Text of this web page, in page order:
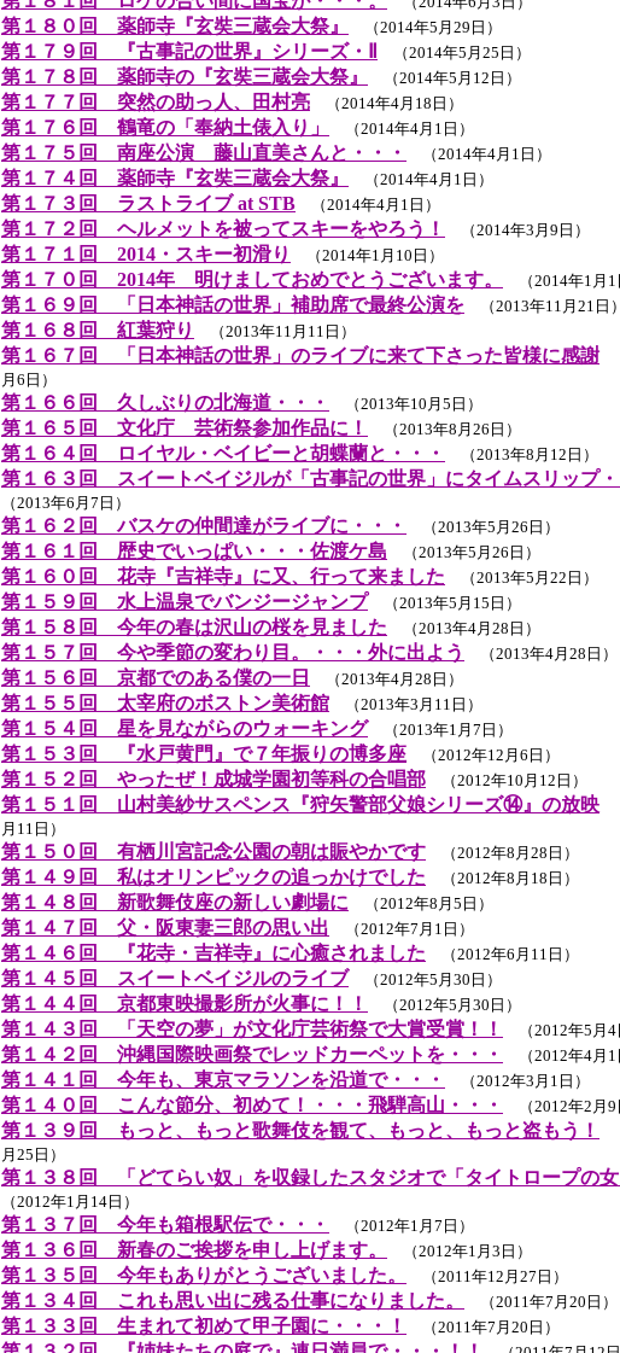
第１８０回 薬師寺『玄奘三蔵会大祭』 （2014年5月29日）
第１７９回 『古事記の世界』シリーズ・Ⅱ （2014年5月25日）
第１７８回 薬師寺の『玄奘三蔵会大祭』 （2014年5月12日）
第１７７回 突然の助っ人、田村亮 （2014年4月18日）
第１７６回 鶴竜の「奉納土俵入り」 （2014年4月1日）
第１７５回 南座公演 藤山直美さんと・・・ （2014年4月1日）
第１７４回 薬師寺『玄奘三蔵会大祭』 （2014年4月1日）
第１７３回 ラストライブ at STB （2014年4月1日）
第１７２回 ヘルメットを被ってスキーをやろう！ （2014年3月9日）
第１７１回 2014・スキー初滑り （2014年1月10日）
第１７０回 2014年 明けましておめでとうございます。 （2014年1月1
第１６９回 「日本神話の世界」補助席で最終公演を （2013年11月21日
第１６８回 紅葉狩り （2013年11月11日）
第１６７回 「日本神話の世界」のライブに来て下さった皆様に感謝
月6日）
第１６６回 久しぶりの北海道・・・ （2013年10月5日）
第１６５回 文化庁 芸術祭参加作品に！ （2013年8月26日）
第１６４回 ロイヤル・ベイビーと胡蝶蘭と・・・ （2013年8月12日）
第１６３回 スイートベイジルが「古事記の世界」にタイムスリップ
（2013年6月7日）
第１６２回 バスケの仲間達がライブに・・・ （2013年5月26日）
第１６１回 歴史でいっぱい・・・佐渡ケ島 （2013年5月26日）
第１６０回 花寺『吉祥寺』に又、行って来ました （2013年5月22日）
第１５９回 水上温泉でバンジージャンプ （2013年5月15日）
第１５８回 今年の春は沢山の桜を見ました （2013年4月28日）
第１５７回 今や季節の変わり目。・・・外に出よう （2013年4月28日）
第１５６回 京都でのある僕の一日 （2013年4月28日）
第１５５回 太宰府のボストン美術館 （2013年3月11日）
第１５４回 星を見ながらのウォーキング （2013年1月7日）
第１５３回 『水戸黄門』で７年振りの博多座 （2012年12月6日）
第１５２回 やったぜ！成城学園初等科の合唱部 （2012年10月12日）
第１５１回 山村美紗サスペンス『狩矢警部父娘シリーズ⑭』の放映
月11日）
第１５０回 有栖川宮記念公園の朝は賑やかです （2012年8月28日）
第１４９回 私はオリンピックの追っかけでした （2012年8月18日）
第１４８回 新歌舞伎座の新しい劇場に （2012年8月5日）
第１４７回 父・阪東妻三郎の思い出 （2012年7月1日）
第１４６回 『花寺・吉祥寺』に心癒されました （2012年6月11日）
第１４５回 スイートベイジルのライブ （2012年5月30日）
第１４４回 京都東映撮影所が火事に！！ （2012年5月30日）
第１４３回 「天空の夢」が文化庁芸術祭で大賞受賞！！ （2012年5月4
第１４２回 沖縄国際映画祭でレッドカーペットを・・・ （2012年4月1
第１４１回 今年も、東京マラソンを沿道で・・・ （2012年3月1日）
第１４０回 こんな節分、初めて！・・・飛騨高山・・・ （2012年2月9
第１３９回 もっと、もっと歌舞伎を観て、もっと、もっと盗もう！
月25日）
第１３８回 「どてらい奴」を収録したスタジオで「タイトロープの
（2012年1月14日）
第１３７回 今年も箱根駅伝で・・・ （2012年1月7日）
第１３６回 新春のご挨拶を申し上げます。 （2012年1月3日）
第１３５回 今年もありがとうございました。 （2011年12月27日）
第１３４回 これも思い出に残る仕事になりました。 （2011年7月20日）
第１３３回 生まれて初めて甲子園に・・・！ （2011年7月20日）